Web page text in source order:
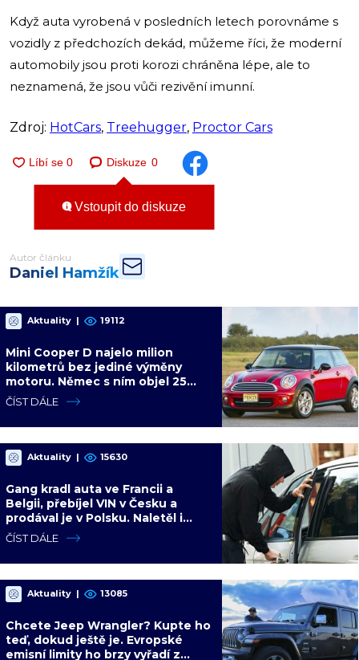
Když auta vyrobená v posledních letech porovnáme s
vozidly z předchozích dekád, můžeme říci, že moderní
automobily jsou proti korozi chráněna lépe, ale to
neznamená, že jsou vůči rezivění imunní.
Zdroj: HotCars, Treehugger, Proctor Cars
Diskuze 0
Vstoupit do diskuze
Autor článku
Daniel Hamžík
Aktuality | 19112
Mini Cooper D najelo milion
kilometrů bez jediné výměny
motoru. Němec s ním objel 25
zemí a míří na další milion
ČÍST DÁLE
Aktuality | 15630
Gang kradl auta ve Francii a
Belgii, přebíjel VIN v Česku a
prodával je v Polsku. Naletěl i
polský vicepremiér
ČÍST DÁLE
Aktuality | 13085
Chcete Jeep Wrangler? Kupte ho
teď, dokud ještě je. Evropské
emisní limity ho brzy vyřadí z